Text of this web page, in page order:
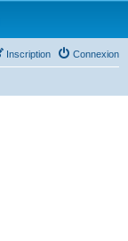
Connexion
Inscription